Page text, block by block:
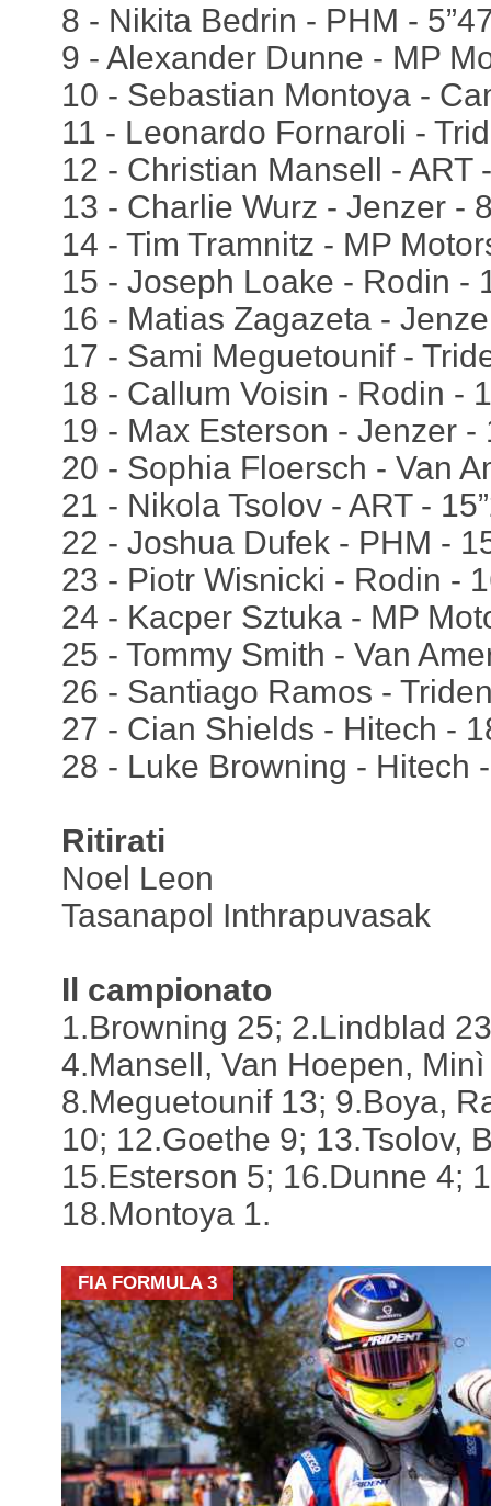
8 - Nikita Bedrin - PHM -
9 - Alexander Dunne - MP
10 - Sebastian Montoya -
11 - Leonardo Fornaroli -
12 - Christian Mansell - ART
13 - Charlie Wurz - Jenzer -
14 - Tim Tramnitz - MP
15 - Joseph Loake - Rodin -
16 - Matias Zagazeta -
17 - Sami Meguetounif -
18 - Callum Voisin - Rodin -
19 - Max Esterson - Jenzer -
20 - Sophia Floersch - Van
21 - Nikola Tsolov - ART -
22 - Joshua Dufek - PHM -
23 - Piotr Wisnicki - Rodin -
24 - Kacper Sztuka - MP
25 - Tommy Smith - Van
26 - Santiago Ramos -
27 - Cian Shields - Hitech -
28 - Luke Browning - Hitech
Ritirati
Noel Leon
Tasanapol Inthrapuvasak
Il campionato
1.Browning 25; 2.Lindblad
4.Mansell, Van Hoepen,
8.Meguetounif 13; 9.Boya,
10; 12.Goethe 9; 13.Tsolov,
15.Esterson 5; 16.Dunne 4;
18.Montoya 1.
FIA FORMULA 3